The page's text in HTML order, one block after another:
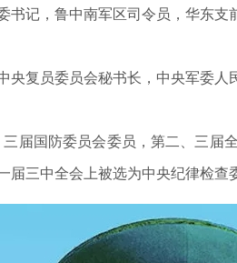
记，鲁中南军区司令员，华东
央复员委员会秘书长，中央军委
届国防委员会委员，第二、三
三中全会上被选为中央纪律检查